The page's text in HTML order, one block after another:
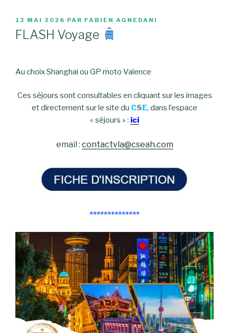
PUBLIÉ
LE
12 MAI 2026 PAR FABIEN AGNEDANI
FLASH Voyage
Au choix Shanghai ou GP moto Valence
Ces séjours sont consultables en cliquant sur les images
et directement sur le site du CSE, dans l’espace
« séjours » : ici
email : contactvla@cseah.com
**************